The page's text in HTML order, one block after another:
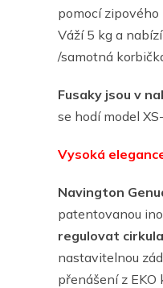
pomocí zipového
Váží 5 kg a
/samotná
Fusaky jsou v
se hodí model
Vysoká
Navington
patentovanou
regulovat
nastavitelnou
přenášení z